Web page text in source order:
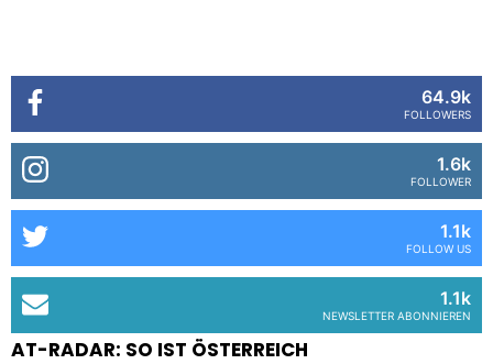
64.9k
FOLLOWERS
1.6k
FOLLOWER
1.1k
FOLLOW US
1.1k
NEWSLETTER ABONNIEREN
AT-RADAR: SO IST ÖSTERREICH